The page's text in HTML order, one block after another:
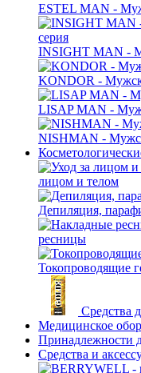
ESTEL MAN -
INSIGHT MAN -
KONDOR -
LISAP MAN -
NISHMAN -
лицом и телом
Депиляция,
ресницы
Токопроводящие
Средства
Медицинское
Принадлежности
Средства и